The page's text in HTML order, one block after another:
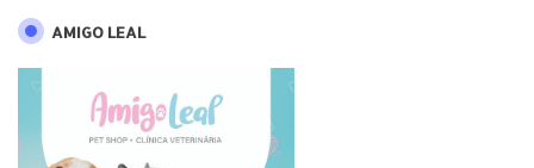
AMIGO LEAL